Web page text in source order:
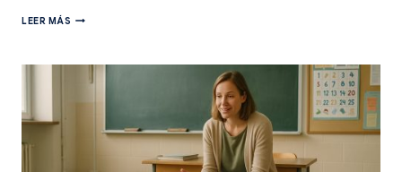
LEER MÁS APRENDIZAJE